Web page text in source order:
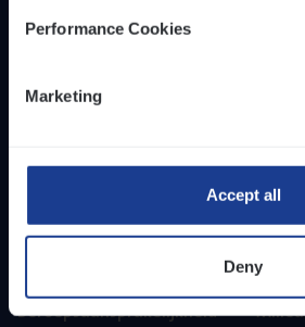
Performance Cookies
Marketing
Accept all
Deny
Duur­zaam­heid
Part­ner­ships
Beroeps­aan­spra­ke­lijk­heid
Mari­ne
Mili­eu